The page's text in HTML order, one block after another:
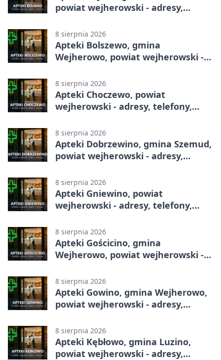
powiat wejherowski - adresy,
8 sierpnia 2026
Apteki Bolszewo, gmina
Wejherowo, powiat wejherowski -
8 sierpnia 2026
Apteki Choczewo, powiat
wejherowski - adresy, telefony,
8 sierpnia 2026
Apteki Dobrzewino, gmina Szemud,
powiat wejherowski - adresy,
8 sierpnia 2026
Apteki Gniewino, powiat
wejherowski - adresy, telefony,
8 sierpnia 2026
Apteki Gościcino, gmina
Wejherowo, powiat wejherowski -
8 sierpnia 2026
Apteki Gowino, gmina Wejherowo,
powiat wejherowski - adresy,
8 sierpnia 2026
Apteki Kębłowo, gmina Luzino,
powiat wejherowski - adresy,